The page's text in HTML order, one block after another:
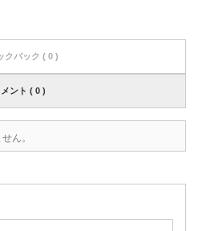
クバック ( 0 )
メント ( 0 )
ん。